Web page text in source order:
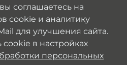
и аналитику
для улучшения сайта. Вы
настройках браузера.
данных
соглашаетесь на
cookie и аналитику
для улучшения сайта.
в настройках
персональных